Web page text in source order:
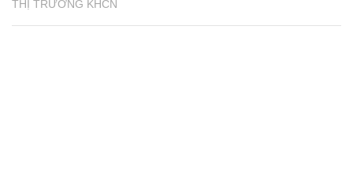
THỊ TRƯỜNG KHCN